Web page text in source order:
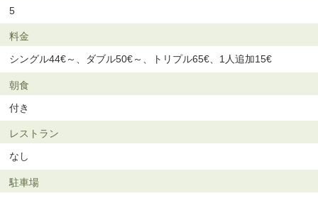
5
料金
シングル44€～、ダブル50€～、トリプル65€、1人追加15€
朝食
付き
レストラン
なし
駐車場